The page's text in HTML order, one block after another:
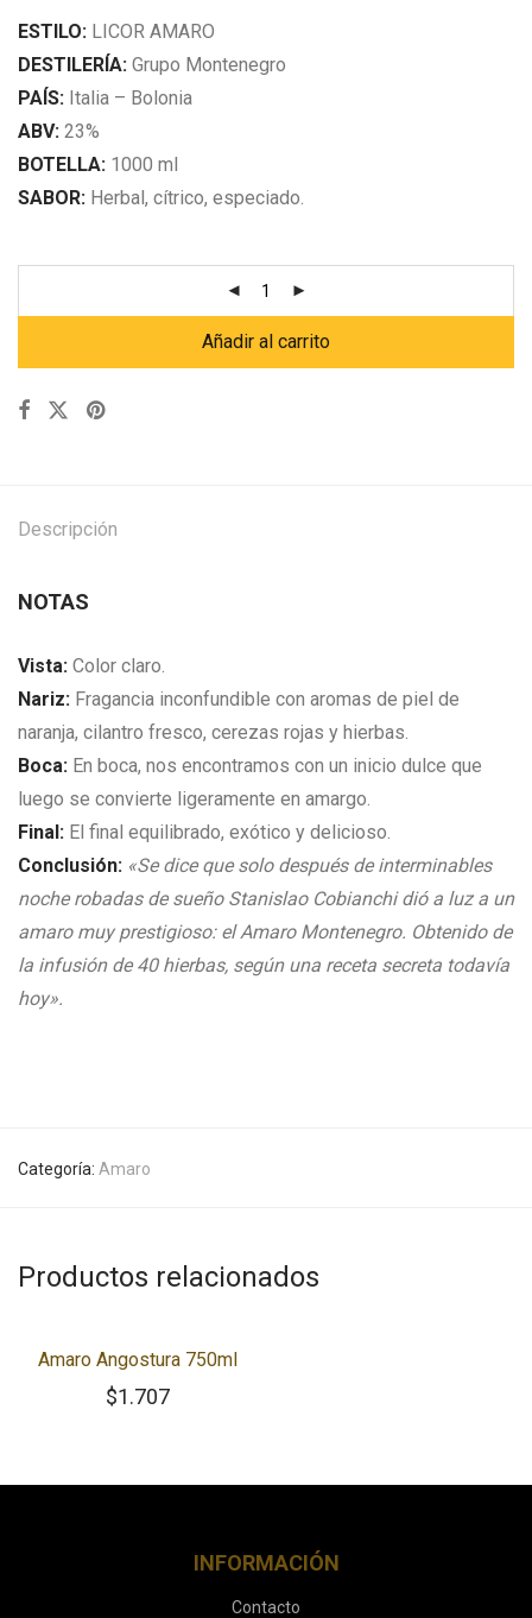
ESTILO: LICOR AMARO
DESTILERÍA: Grupo Montenegro
PAÍS: Italia – Bolonia
ABV: 23%
BOTELLA: 1000 ml
SABOR: Herbal, cítrico, especiado.
Añadir al carrito
Descripción
NOTAS
Vista: Color claro.
Nariz: Fragancia inconfundible con aromas de piel de
naranja, cilantro fresco, cerezas rojas y hierbas.
Boca: En boca, nos encontramos con un inicio dulce que
luego se convierte ligeramente en amargo.
Final: El final equilibrado, exótico y delicioso.
Conclusión: «Se dice que solo después de interminables
noche robadas de sueño Stanislao Cobianchi dió a luz a un
amaro muy prestigioso: el Amaro Montenegro. Obtenido de
la infusión de 40 hierbas, según una receta secreta todavía
hoy».
Categoría: Amaro
Productos relacionados
Amaro Angostura 750ml
$1.707
INFORMACIÓN
Contacto